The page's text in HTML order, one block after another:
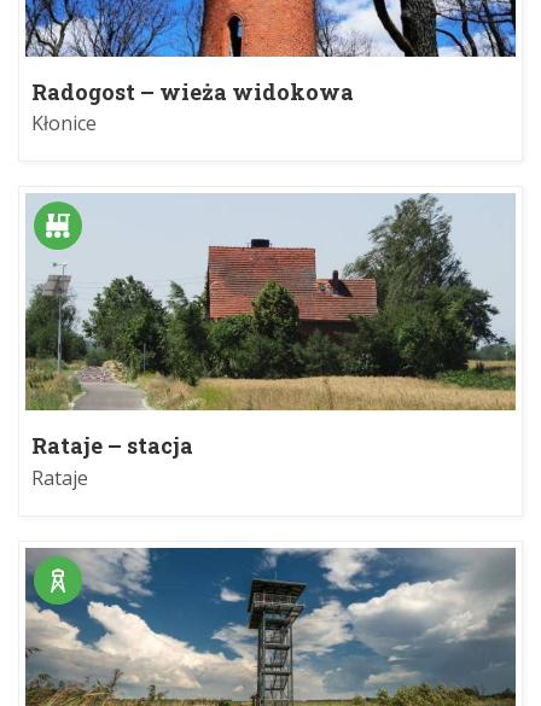
Radogost – wieża widokowa
Kłonice
Rataje – stacja
Rataje